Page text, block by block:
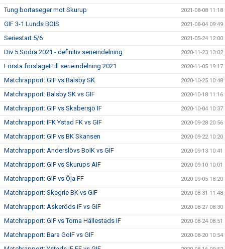
Tung bortaseger mot Skurup 2021-08-08 11:18
GIF 3-1 Lunds BOIS 2021-08-04 09:49
Seriestart 5/6 2021-05-24 12:00
Div 5 Södra 2021 - definitiv serieindelning 2020-11-23 13:02
Första förslaget till serieindelning 2021 2020-11-05 19:17
Matchrapport: GIF vs Balsby SK 2020-10-25 10:48
Matchrapport: Balsby SK vs GIF 2020-10-18 11:16
Matchrapport: GIF vs Skabersjö IF 2020-10-04 10:37
Matchrapport: IFK Ystad FK vs GIF 2020-09-28 20:56
Matchrapport: GIF vs BK Skansen 2020-09-22 10:20
Matchrapport: Anderslövs BoIK vs GIF 2020-09-13 10:41
Matchrapport: GIF vs Skurups AIF 2020-09-10 10:01
Matchrapport: GIF vs Öja FF 2020-09-05 18:20
Matchrapport: Skegrie BK vs GIF 2020-08-31 11:48
Matchrapport: Askeröds IF vs GIF 2020-08-27 08:30
Matchrapport: GIF vs Torna Hällestads IF 2020-08-24 08:51
Matchrapport: Bara GoIF vs GIF 2020-08-20 10:54